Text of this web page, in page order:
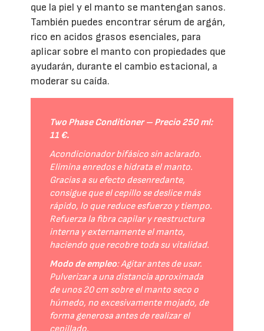
que la piel y el manto se mantengan sanos.
También puedes encontrar sérum de argán,
rico en acidos grasos esenciales, para
aplicar sobre el manto con propiedades que
ayudarán, durante el cambio estacional, a
moderar su caída.
Two Phase Conditioner – Precio 250 ml:
11 €.
Acondicionador bifásico sin aclarado.
Elimina enredos e hidrata el manto.
Gracias a su efecto desenredante,
consigue que el cepillo se deslice más
rápido, lo que reduce esfuerzo y tiempo.
Refuerza la fibra capilar y reestructura
interna y externamente el manto,
haciendo que recobre toda su vitalidad.
Modo de empleo: Agitar antes de usar.
Pulverizar a una distancia aproximada
de unos 20 cm sobre el manto seco o
húmedo, no excesivamente mojado, de
forma generosa antes de realizar el